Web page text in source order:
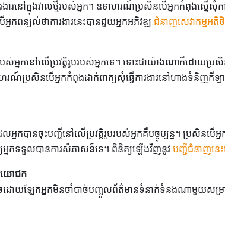
រនៅក្នុងវាលថ្មីរបស់អ្នក។ ឧទាហរណ៍ប្រសិនបើអ្នកកំពុងស្នើសុំក
កពន្យល់ថាការងារនេះបានជួយអ្នកអភិវឌ្ឍ ជំនាញសេវាកម្មអតិ
នកនៅលើប្រវត្តិរូបរបស់អ្នកទេ។ ទោះជាយ៉ាងណាក៏ដោយប្រសិ
ណ៍ប្រសិនបើអ្នកកំពុងដាក់ពាក្យសុំធ្វើការងារនៅហាងទំនិញកីឡា
នកបានចុះបញ្ជីនៅលើប្រវត្តិរូបរបស់អ្នកគឺបច្ចុប្បន្ន។ ប្រសិន
នកទទួលបានការសំភាសន៍ទេ។ ពិនិត្យឡើងវិញនូវ បញ្ជីជំនាញនេះ
យោជក
ដោយឡែកអ្នកមិនចាំបាច់បញ្ចូលព័ត៌មានទំនាក់ទំនងណាមួយសម្